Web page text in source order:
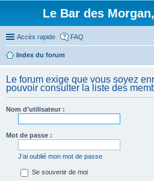
Le Bar des
Accès rapide FAQ
Index du forum
Le forum exige que vous soyez
pouvoir consulter la liste des
Nom d’utilisateur :
Mot de passe :
J’ai oublié mon mot de passe
Se souvenir de moi